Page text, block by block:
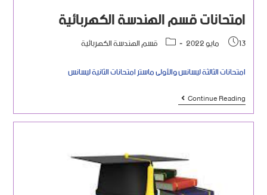
امتحانات قسم الهندسة الكهربائية
13 مايو 2022
قسم الهندسة الكهربائية
امتحانات الثالثة ليسانس والأولى ماستر امتحانات الثانية ليسانس
Continue Reading